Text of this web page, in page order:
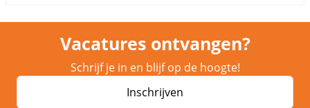
Vacatures ontvangen?
Schrijf je in en blijf op de hoogte!
Inschrijven